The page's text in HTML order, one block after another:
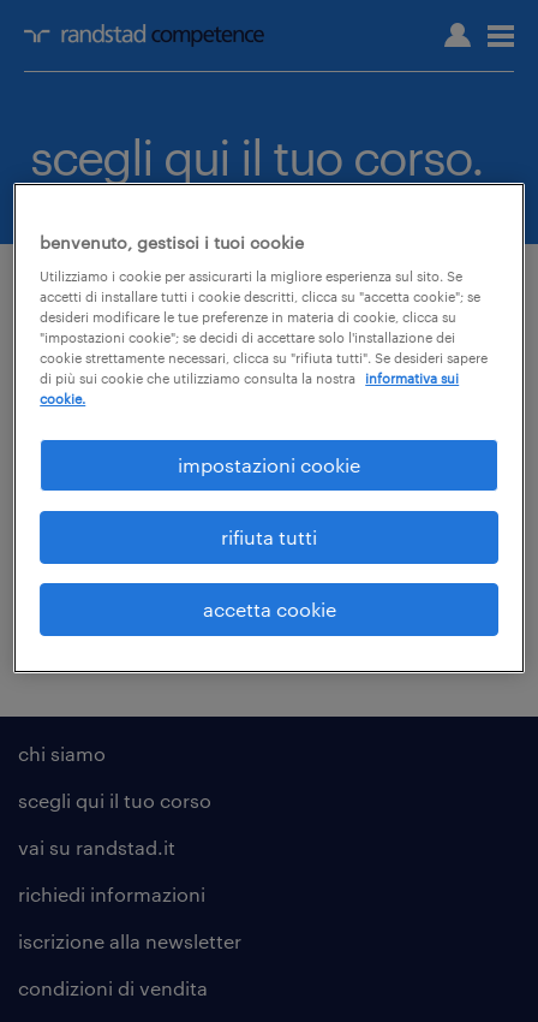
scegli qui il tuo corso.
elenco delle categorie di
corsi e-Learning
di seguito l'elenco delle categorie di corsi
disponibili.
sicurezza (230)
chi siamo
scegli qui il tuo corso
vai su randstad.it
richiedi informazioni
iscrizione alla newsletter
condizioni di vendita
benvenuto, gestisci i tuoi cookie
Utilizziamo i cookie per assicurarti la migliore esperienza sul sito. Se
accetti di installare tutti i cookie descritti, clicca su "accetta cookie"; se
desideri modificare le tue preferenze in materia di cookie, clicca su
"impostazioni cookie"; se decidi di accettare solo l'installazione dei
cookie strettamente necessari, clicca su "rifiuta tutti". Se desideri sapere
di più sui cookie che utilizziamo consulta la nostra
informativa sui
cookie.
impostazioni cookie
rifiuta tutti
accetta cookie